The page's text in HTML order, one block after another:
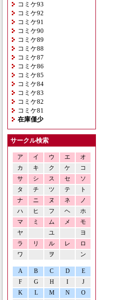
コミケ93
コミケ92
コミケ91
コミケ90
コミケ89
コミケ88
コミケ87
コミケ86
コミケ85
コミケ84
コミケ83
コミケ82
コミケ81
在庫僅少
サークル検索
ア イ ウ エ
オ
カ
キ ク ケ
コ
サ
シ ス セ
ソ
タ
チ ツ テ
ト
ナ
ニ ヌ ネ
ノ
ハ
ヒ フ ヘ
ホ
マ
ミ ム メ
モ
ヤ
ユ
ヨ
ラ
リ ル レ
ロ
ワ
ヲ ン
A B C D
E
F
G H I
J
K
L M N O